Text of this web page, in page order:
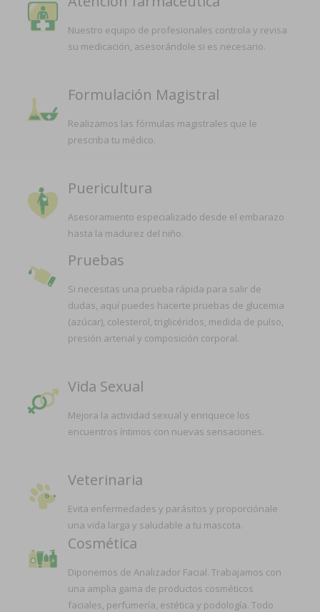
Nuestro equipo de profesionales controla y revisa
su medicación, asesorándole si es necesario.
Formulación Magistral
Realizamos las fórmulas magistrales que le
prescriba tu médico.
Puericultura
Asesoramiento especializado desde el embarazo
hasta la madurez del niño.
Pruebas
Si necesitas una prueba rápida para salir de
dudas, aquí puedes hacerte pruebas de glucemia
(azúcar), colesterol, triglicéridos, medida de pulso,
presión arterial y composición corporal.
Vida Sexual
Mejora la actividad sexual y enriquece los
encuentros íntimos con nuevas sensaciones.
Veterinaria
Evita enfermedades y parásitos y proporciónale
una vida larga y saludable a tu mascota.
Cosmética
Diponemos de Analizador Facial. Trabajamos con
una amplia gama de productos cosméticos
faciales, perfumería, estética y podología. Todo